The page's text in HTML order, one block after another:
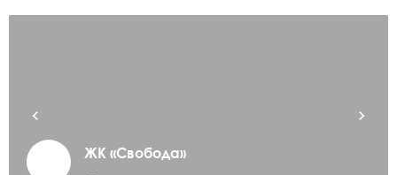
ЖК «Свобода»